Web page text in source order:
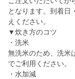
となります。到着日
えください。
▼炊き方のコツ
・洗米
無洗米のため、洗米
でご利用ください。
・水加減